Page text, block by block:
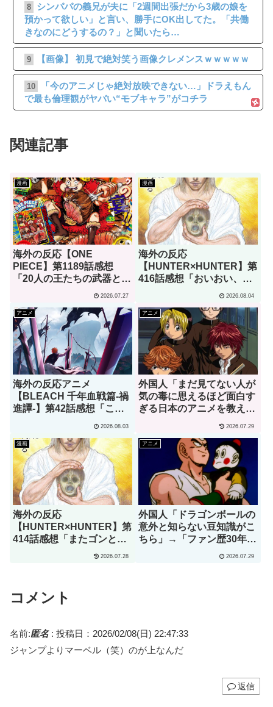
8
シンパパの義兄が夫に「2週間出張だから3歳の娘を
預かって欲しい」と言い、勝手にOK出してた。「共働
きなのにどうするの？」と聞いたら…
9 【画像】 初見で絶対笑う画像クレメンスｗｗｗｗｗ
10
「今のアニメじゃ絶対放映できない…」ドラえもん
で最も倫理観がヤバい“モブキャラ”がコチラ
関連記事
漫画
海外の反応【ONE
PIECE】第1189話感想
「20人の王たちの武器とし
2026.07.27
漫画
海外の反応
【HUNTER×HUNTER】第
416話感想「おいおい、文
2026.08.04
アニメ
海外の反応アニメ
【BLEACH 千年血戦篇-禍
進譚-】第42話感想「この
2026.08.03
アニメ
外国人「まだ見てない人が
気の毒に思えるほど面白す
ぎる日本のアニメを教え
2026.07.29
漫画
海外の反応
【HUNTER×HUNTER】第
414話感想「またゴンとキ
ルアを見られるなんて･･･
2026.07.28
アニメ
外国人「ドラゴンボールの
意外と知らない豆知識がこ
ちら」→「ファン歴30年で
2026.07.29
コメント
名前:匿名: 投稿日：2026/02/08(日) 22:47:33
ジャンプよりマーベル（笑）のが上なんだ
返信